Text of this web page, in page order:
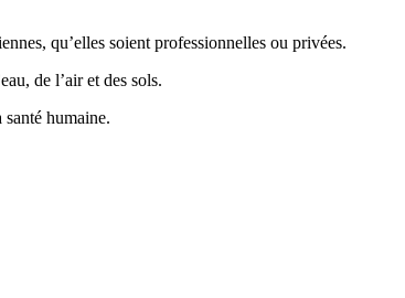
qu’elles soient professionnelles ou privées.
de l’air et des sols.
santé humaine.